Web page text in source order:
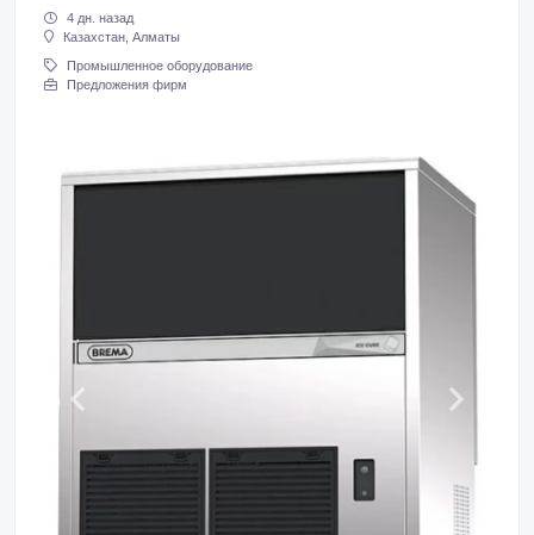
4 дн. назад
Казахстан, Алматы
Промышленное оборудование
Предложения фирм